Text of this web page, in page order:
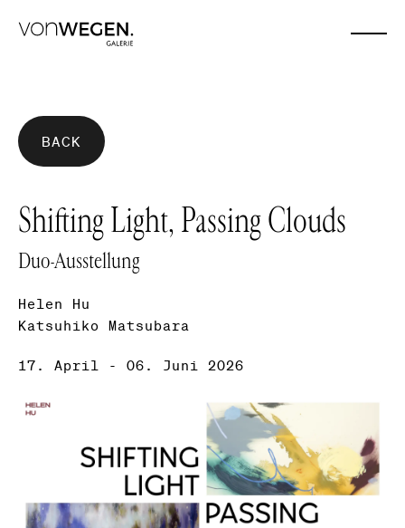
BACK
Shifting Light, Passing Clouds
Duo-Ausstellung
Helen Hu
Katsuhiko Matsubara
17. April - 06. Juni 2026